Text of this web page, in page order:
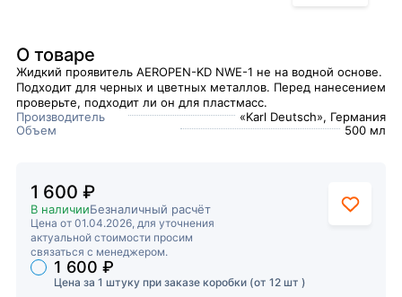
О товаре
Жидкий проявитель AEROPEN-KD NWE-1 не на водной основе.
Подходит для черных и цветных металлов. Перед нанесением
проверьте, подходит ли он для пластмасс.
Производитель
«Karl Deutsch», Германия
Объем
500 мл
1 600 ₽
В наличииБезналичный расчёт
Цена от 01.04.2026, для уточнения
актуальной стоимости просим
связаться с менеджером.
Торговые предложения
Цена за 1 штуку при заказе коробки (от 12 шт )
1 600 ₽